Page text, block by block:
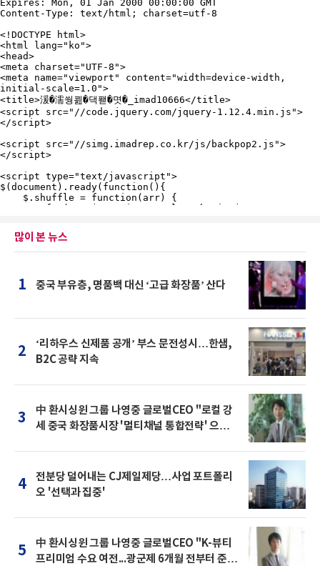
많이 본 뉴스
1 중국 부유층, 명품백 대신 ‘고급 화장품’ 산다
2
‘리하우스 신제품 공개’ 부스 문전성시…한샘,
B2C 공략 지속
3
中 환시싱윈 그룹 나영중 글로벌CEO "로컬 강
세 중국 화장품시장 '멀티채널 통합전략' 으로
4
전분당 덜어내는 CJ제일제당…사업 포트폴리
오 '선택과 집중'
5
中 환시싱윈 그룹 나영중 글로벌CEO "K-뷰티
프리미엄 수요 여전...광군제 6개월 전부터 준비